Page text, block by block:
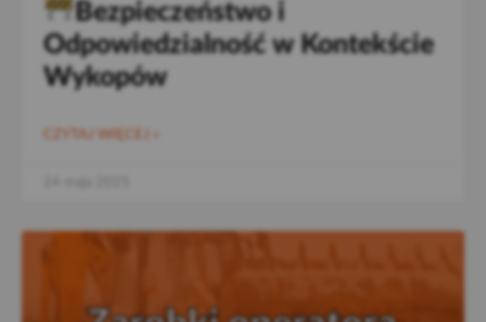
Bezpieczeństwo i
Odpowiedzialność w Kontekście
Wykopów